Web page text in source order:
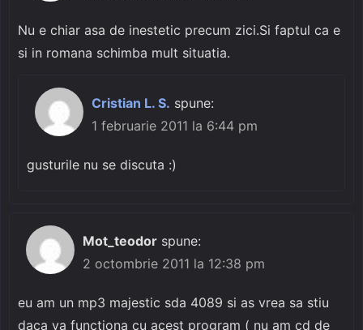
Nu e chiar asa de inestetic precum zici.Si faptul ca e
si in romana schimba mult situatia.
Cristian L. S. spune:
1 februarie 2011 la 6:44 pm
gusturile nu se discuta :)
Mot_teodor spune:
2 octombrie 2011 la 12:38 pm
eu am un mp3 majestic sda 4089 si as vrea sa stiu
daca va functiona cu acest program ( nu am cd de